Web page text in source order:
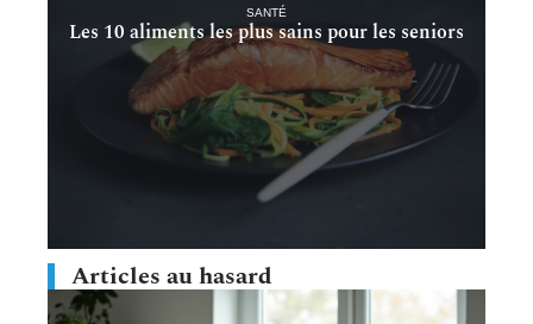
SANTÉ
Les 10 aliments les plus sains pour les seniors
Articles au hasard